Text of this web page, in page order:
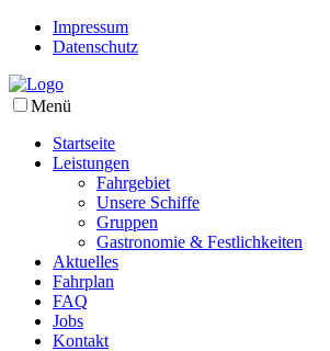
Impressum
Datenschutz
Menü
Startseite
Leistungen
Fahrgebiet
Unsere Schiffe
Gruppen
Gastronomie & Festlichkeiten
Aktuelles
Fahrplan
FAQ
Jobs
Kontakt